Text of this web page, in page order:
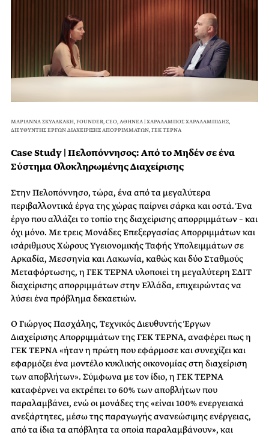
ΜΑΡΙΑΝΝΑ ΣΚΥΛΑΚΑΚΗ, FOUNDER, CEO, ΑΘΗΝΕΑ | ΧΑΡΑΛΑΜΠΟΣ ΧΑΡΑΛΑΜΠΙΔΗΣ,
ΔΙΕΥΘΥΝΤΗΣ ΕΡΓΩΝ ΔΙΑΧΕΙΡΙΣΗΣ ΑΠΟΡΡΙΜΜΑΤΩΝ, ΓΕΚ ΤΕΡΝA
Case Study | Πελοπόννησος: Από το Μηδέν σε ένα
Σύστημα Ολοκληρωμένης Διαχείρισης
Στην Πελοπόννησο, τώρα, ένα από τα μεγαλύτερα
περιβαλλοντικά έργα της χώρας παίρνει σάρκα και οστά. Ένα
έργο που αλλάζει το τοπίο της διαχείρισης απορριμμάτων – και
όχι μόνο. Με τρεις Μονάδες Επεξεργασίας Απορριμμάτων και
ισάριθμους Χώρους Υγειονομικής Ταφής Υπολειμμάτων σε
Αρκαδία, Μεσσηνία και Λακωνία, καθώς και δύο Σταθμούς
Μεταφόρτωσης, η ΓΕΚ ΤΕΡΝΑ υλοποιεί τη μεγαλύτερη ΣΔΙΤ
διαχείρισης απορριμμάτων στην Ελλάδα, επιχειρώντας να
λύσει ένα πρόβλημα δεκαετιών.
Ο Γιώργος Πασχάλης, Τεχνικός Διευθυντής Έργων
Διαχείρισης Απορριμμάτων της ΓΕΚ ΤΕΡΝΑ, αναφέρει πως η
ΓΕΚ ΤΕΡΝΑ «ήταν η πρώτη που εφάρμοσε και συνεχίζει και
εφαρμόζει ένα μοντέλο κυκλικής οικονομίας στη διαχείριση
των αποβλήτων». Σύμφωνα με τον ίδιο, η ΓΕΚ ΤΕΡΝΑ
καταφέρνει να εκτρέπει το 60% των αποβλήτων που
παραλαμβάνει, ενώ οι μονάδες της «είναι 100% ενεργειακά
ανεξάρτητες, μέσω της παραγωγής ανανεώσιμης ενέργειας,
από τα ίδια τα απόβλητα τα οποία παραλαμβάνουν», και